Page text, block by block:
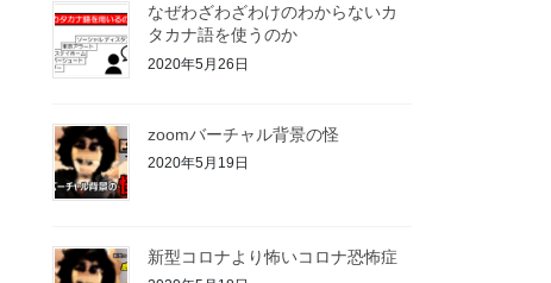
なぜわざわざわけのわからないカ
タカナ語を使うのか
2020年5月26日
zoomバーチャル背景の怪
2020年5月19日
新型コロナより怖いコロナ恐怖症